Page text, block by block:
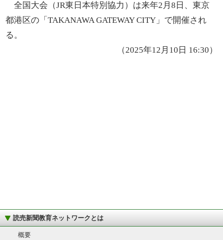
全国大会（JR東日本特別協力）は来年2月8日、東京
都港区の「TAKANAWA GATEWAY CITY」で開催され
る。
（2025年12月10日 16:30）
読売新聞教育ネットワークとは
概要